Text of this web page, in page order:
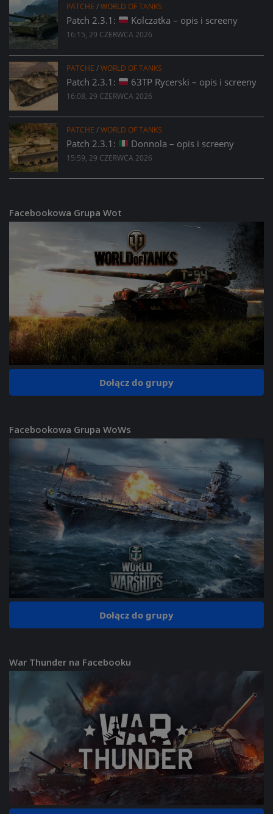
PATCHE /WORLD OF TANKS
Patch 2.3.1: Kolczatka – opis i screeny
16:15, 29 CZERWCA 2026
PATCHE /WORLD OF TANKS
Patch 2.3.1: 63TP Rycerski – opis i screeny
16:08, 29 CZERWCA 2026
PATCHE /WORLD OF TANKS
Patch 2.3.1: Donnola – opis i screeny
15:59, 29 CZERWCA 2026
Facebookowa Grupa Wot
Dołącz do grupy
Facebookowa Grupa WoWs
Dołącz do grupy
War Thunder na Facebooku